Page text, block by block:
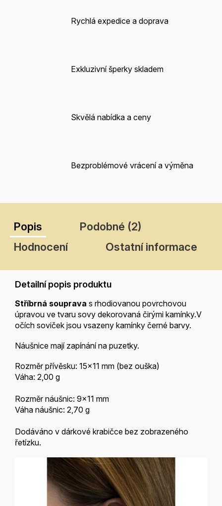
Rychlá expedice a doprava
Exkluzivní šperky skladem
Skvělá nabídka a ceny
Bezproblémové vrácení a výměna
Popis
Podobné (2)
Hodnocení
Ostatní informace
Detailní popis produktu
Stříbrná souprava s rhodiovanou povrchovou
úpravou ve tvaru sovy dekorovaná čirými kamínky.V
očích soviček jsou vsazeny kamínky černé barvy.
Náušnice mají zapínání na puzetky.
Rozměr přívěsku: 15x11 mm (bez ouška)
Váha: 2,00 g
Rozměr náušnic: 9x11 mm
Váha náušnic: 2,70 g
Dodáváno v dárkové krabičce bez zobrazeného
řetízku.